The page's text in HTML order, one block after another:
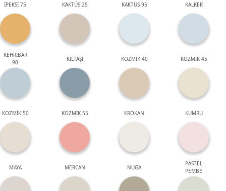
İPEKSİ 75 KAKTÜS 25 KAKTÜS 95 KALKER
KEHRİBAR
90
KİLTAŞI KOZMİK 40 KOZMİK 45
KOZMİK 50 KOZMİK 55 KROKAN KUMRU
MAYA MERCAN NUGA
PASTEL
PEMBE